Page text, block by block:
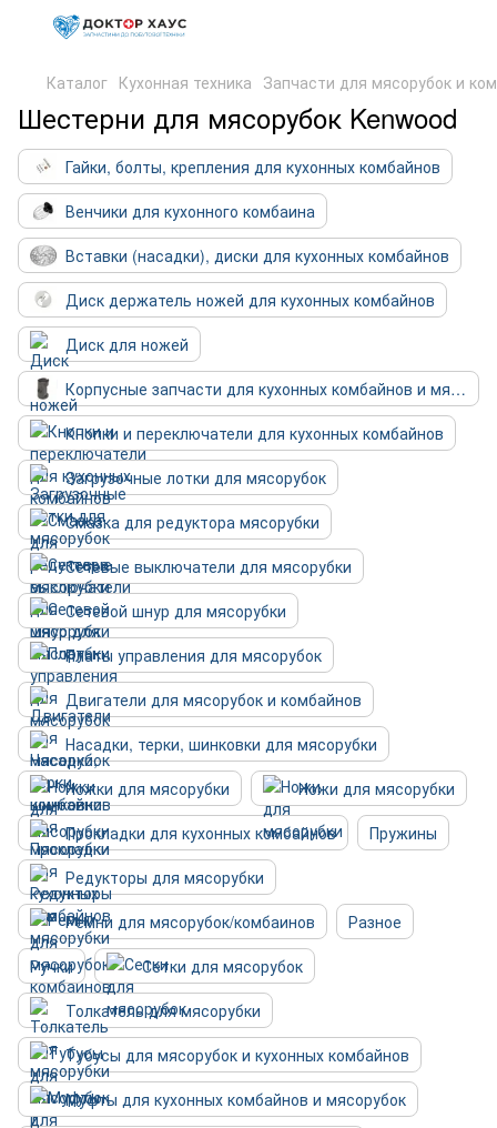
Каталог Кухонная техника Запчасти для мясорубок и
Шестерни для мясорубок Kenwood
Гайки, болты, крепления для кухонных комбайнов
Венчики для кухонного комбаина
Вставки (насадки), диски для кухонных комбайнов
Диск держатель ножей для кухонных комбайнов
Диск для ножей
Корпусные запчасти для кухонных комбайнов и мясорубок
Кнопки и переключатели для кухонных комбайнов
Загрузочные лотки для мясорубок
Смазка для редуктора мясорубки
Сетевые выключатели для мясорубки
Сетевой шнур для мясорубки
Платы управления для мясорубок
Двигатели для мясорубок и комбайнов
Насадки, терки, шинковки для мясорубки
Ножки для мясорубки
Ножи для мясорубки
Прокладки для кухонных комбайнов
Пружины
Редукторы для мясорубки
Ремни для мясорубок/комбаинов
Разное
Ручки
Сетки для мясорубок
Толкатель для мясорубки
Тубусы для мясорубок и кухонных комбайнов
Муфты для кухонных комбайнов и мясорубок